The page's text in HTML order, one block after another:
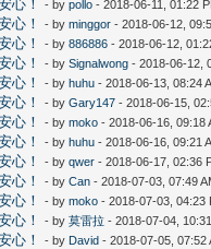
心！ - bypollo - 2018-06-11, 01:22
心！ - byminggor - 2018-06-12,
心！ - by886886 - 2018-06-12,
心！ - bySignalwong - 2018-06-12,
心！ - byhuhu - 2018-06-13, 08:24
心！ - byGary147 - 2018-06-15,
心！ - bymoko - 2018-06-16, 09:18
心！ - byhuhu - 2018-06-16, 09:21
心！ - byqwer - 2018-06-17, 02:36
心！ - byCan - 2018-07-03, 07:49
心！ - bymoko - 2018-07-03, 04:23
心！ - by莫雷拉 - 2018-07-04,
心！ - by David - 2018-07-05, 07:52